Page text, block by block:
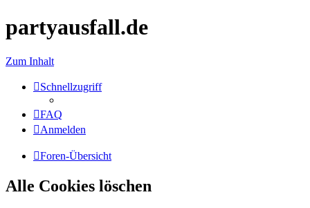
partyausfall.de
Zum Inhalt
Schnellzugriff
FAQ
Anmelden
Foren-Übersicht
Alle Cookies löschen